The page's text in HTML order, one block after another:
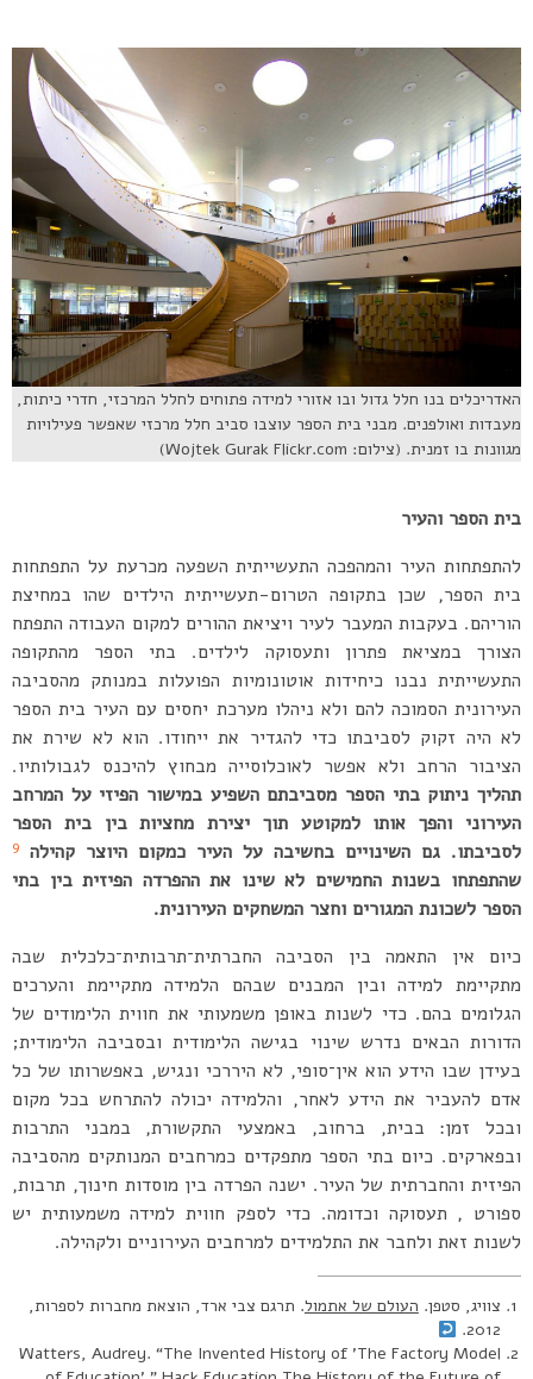
האדריכלים בנו חלל גדול ובו אזורי למידה פתוחים לחלל המרכזי, חדרי כיתות,
מעבדות ואולפנים. מבני בית הספר עוצבו סביב חלל מרכזי שאפשר פעילויות
מגוונות בו זמנית. (צילום: Wojtek Gurak Flickr.com)
בית הספר והעיר
להתפתחות העיר והמהפכה התעשייתית השפעה מכרעת על התפתחות
בית הספר, שכן בתקופה הטרום-תעשייתית הילדים שהו במחיצת
הוריהם. בעקבות המעבר לעיר ויציאת ההורים למקום העבודה התפתח
הצורך במציאת פתרון ותעסוקה לילדים. בתי הספר מהתקופה
התעשייתית נבנו כיחידות אוטונומיות הפועלות במנותק מהסביבה
העירונית הסמוכה להם ולא ניהלו מערכת יחסים עם העיר בית הספר
לא היה זקוק לסביבתו כדי להגדיר את ייחודו. הוא לא שירת את
הציבור הרחב ולא אפשר לאוכלוסייה מבחוץ להיכנס לגבולותיו.
תהליך ניתוק בתי הספר מסביבתם השפיע במישור הפיזי על המרחב
העירוני והפך אותו למקוטע תוך יצירת מחציות בין בית הספר
לסביבתו. גם השינויים בחשיבה על העיר כמקום היוצר קהילה 9
שהתפתחו בשנות החמישים לא שינו את ההפרדה הפיזית בין בתי
הספר לשכונת המגורים וחצר המשחקים העירונית.
כיום אין התאמה בין הסביבה החברתית־תרבותית־כלכלית שבה
מתקיימת למידה ובין המבנים שבהם הלמידה מתקיימת והערכים
הגלומים בהם. כדי לשנות באופן משמעותי את חווית הלימודים של
הדורות הבאים נדרש שינוי בגישה הלימודית ובסביבה הלימודית;
בעידן שבו הידע הוא אין־סופי, לא היררכי ונגיש, באפשרותו של כל
אדם להעביר את הידע לאחר, והלמידה יכולה להתרחש בכל מקום
ובכל זמן: בבית, ברחוב, באמצעי התקשורת, במבני התרבות
ובפארקים. כיום בתי הספר מתפקדים כמרחבים המנותקים מהסביבה
הפיזית והחברתית של העיר. ישנה הפרדה בין מוסדות חינוך, תרבות,
ספורט , תעסוקה וכדומה. כדי לספק חווית למידה משמעותית יש
לשנות זאת ולחבר את התלמידים למרחבים העירוניים ולקהילה.
צוויג, סטפן. העולם של אתמול. תרגם צבי ארד, הוצאת מחברות לספרות,
2012.
Watters, Audrey. “The Invented History of ’The Factory Model